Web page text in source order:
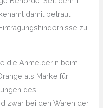
damit betraut,
zu
die Anmelderin beim
als Marke für
des
zwar bei den Waren der